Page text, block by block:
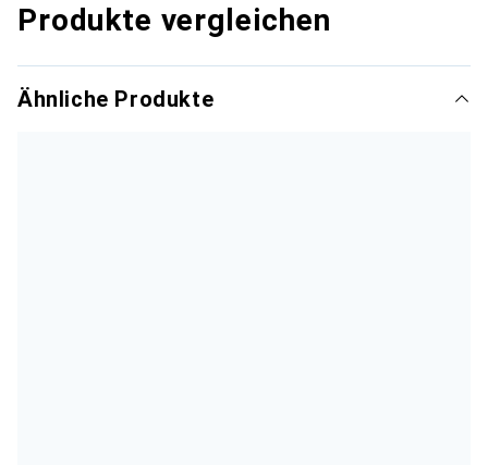
Produkte vergleichen
Ähnliche Produkte